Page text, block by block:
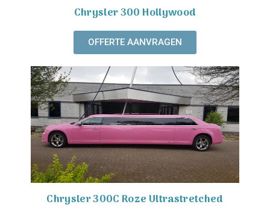
Chrysler 300 Hollywood
OFFERTE AANVRAGEN
Chrysler 300C Roze Ultrastretched